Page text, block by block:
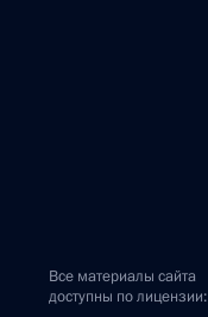
Все материалы сайта
доступны по лицензии: